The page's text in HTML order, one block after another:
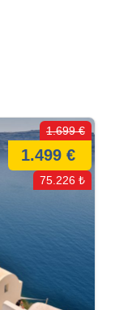
1.699 €
1.499 €
75.226 ₺